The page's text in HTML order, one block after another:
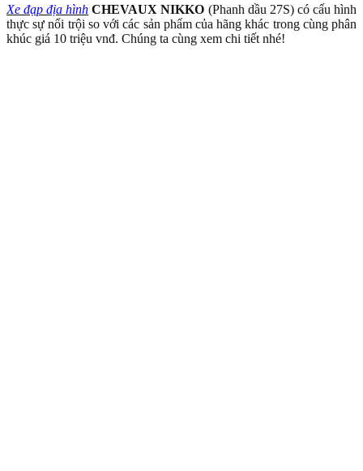
Xe đạp địa hình CHEVAUX NIKKO (Phanh dầu 27S) có cấu hình
thực sự nổi trội so với các sản phẩm của hãng khác trong cùng phân
khúc giá 10 triệu vnđ. Chúng ta cùng xem chi tiết nhé!